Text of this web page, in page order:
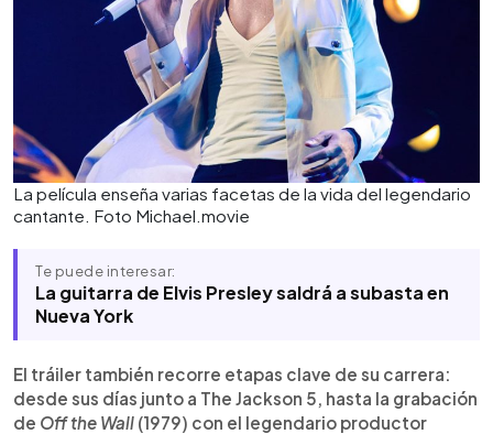
La película enseña varias facetas de la vida del legendario
cantante. Foto Michael.movie
Te puede interesar:
La guitarra de Elvis Presley saldrá a subasta en
Nueva York
El tráiler también recorre etapas clave de su carrera:
desde sus días junto a The Jackson 5, hasta la grabación
de Off the Wall (1979) con el legendario productor